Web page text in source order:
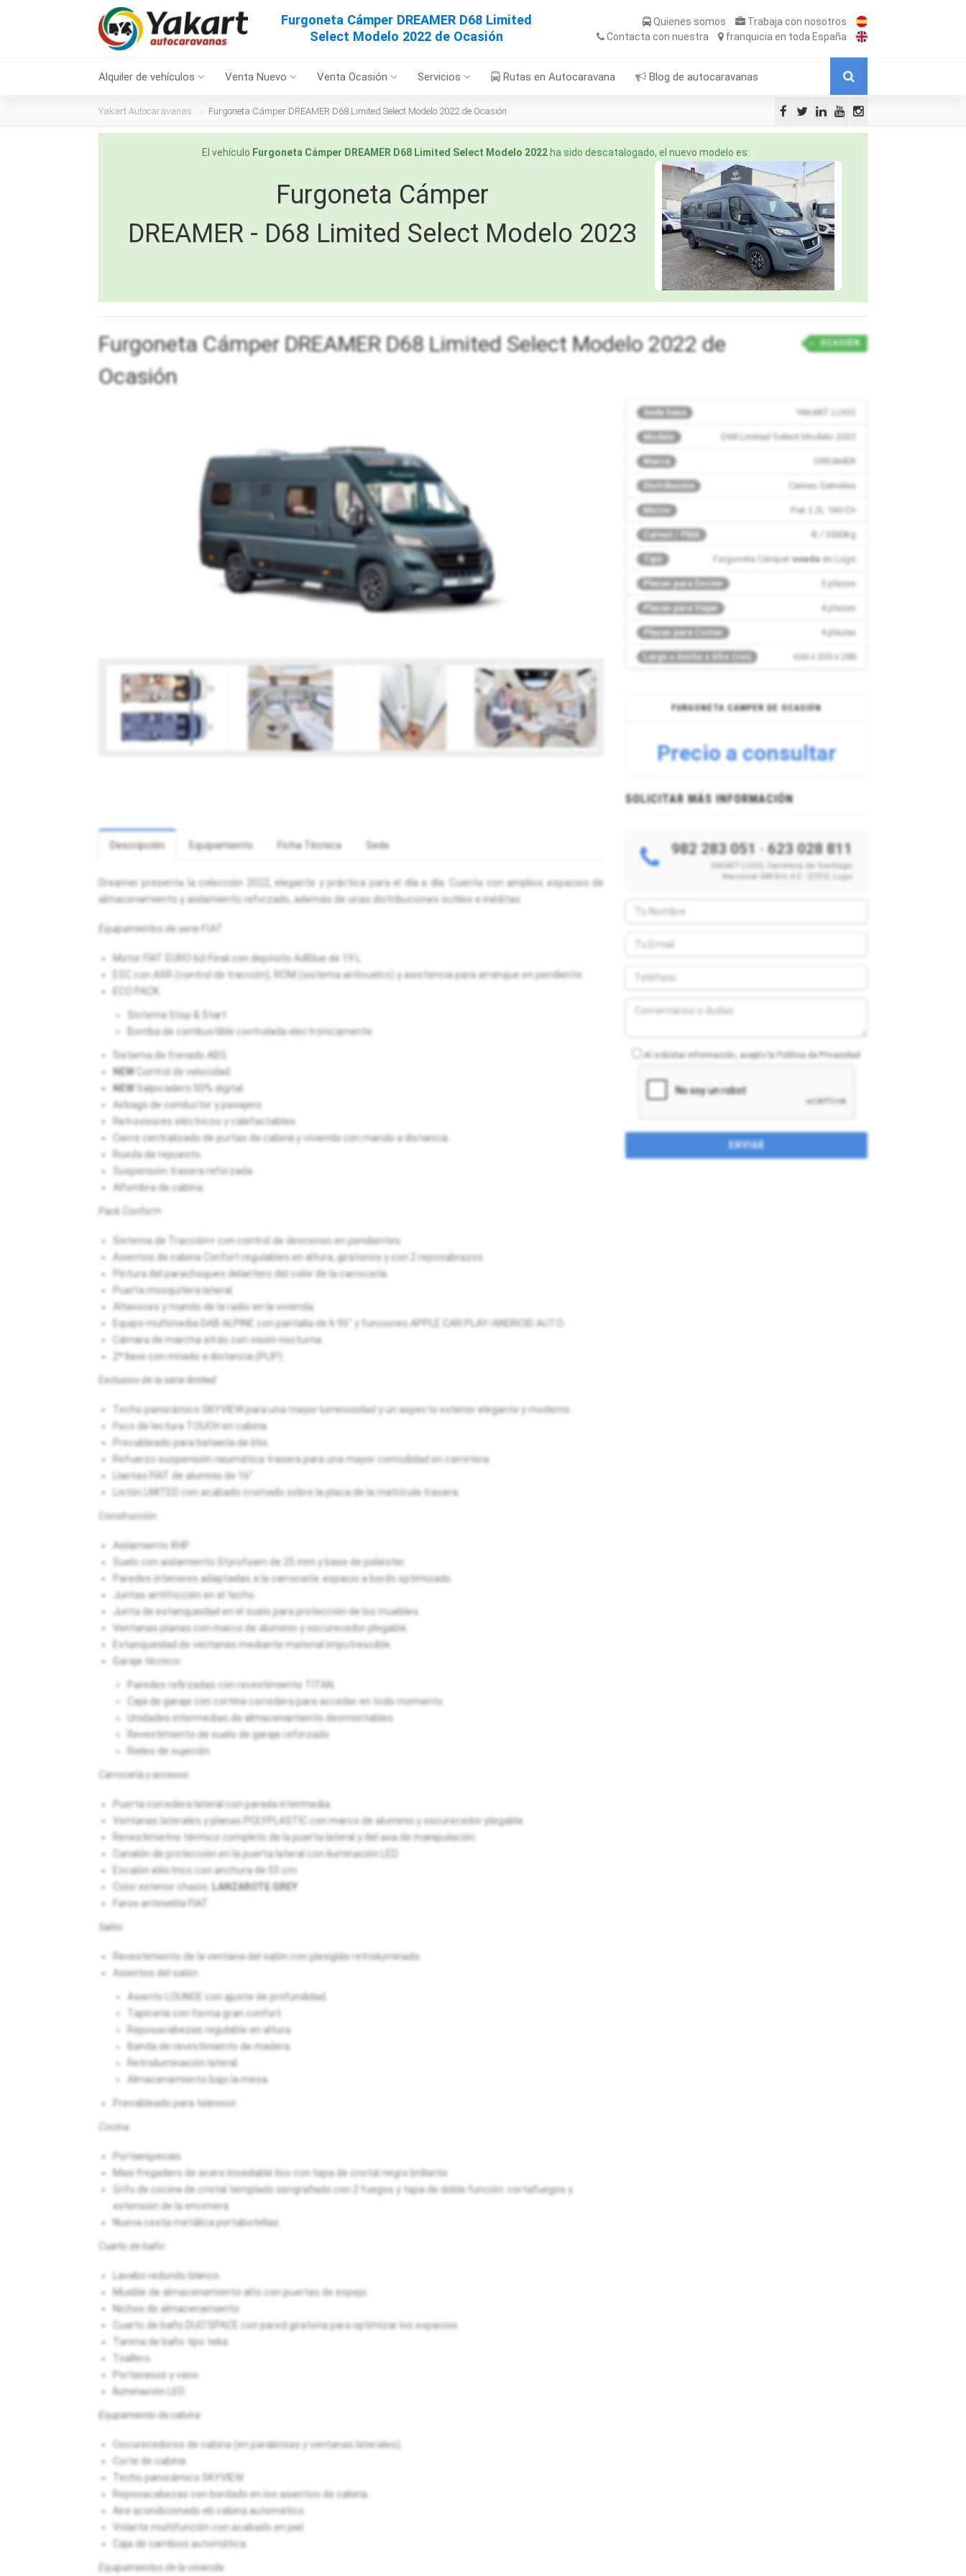
Furgoneta Cámper DREAMER D68 Limited
Select Modelo 2022 de Ocasión
Quienes somos Trabaja con nosotros
Contacta con nuestra franquicia en toda España
Alquiler de vehículos Venta Nuevo Venta Ocasión Servicios Rutas en Autocaravana Blog de autocaravanas
Yakart Autocaravanas Furgoneta Cámper DREAMER D68 Limited Select Modelo 2022 de Ocasión
El vehículo Furgoneta Cámper DREAMER D68 Limited Select Modelo 2022 ha sido descatalogado, el nuevo modelo es:
Furgoneta Cámper
DREAMER - D68 Limited Select Modelo 2023
OCASIÓN
Furgoneta Cámper DREAMER D68 Limited Select Modelo 2022 de
Ocasión
Descripción Equipamiento Ficha Técnica Sede
Dreamer presenta la colección 2022, elegante y práctica para el día a día. Cuenta con amplios espacios de
almacenamiento y aislamiento reforzado, además de unas distribuciones sutiles e inéditas.
Equipamientos de serie FIAT:
Motor FIAT EURO 6d-Final con depósito AdBlue de 19 L.
ESC con ASR (control de tracción), ROM (sistema antivuelco) y asistencia para arranque en pendiente.
ECO PACK:
Sistema Stop & Start.
Bomba de combustible controlada electrónicamente.
Sistema de frenado ABS.
NEW Control de velocidad.
NEW Salpicadero 50% digital.
Airbags de conductor y pasajero.
Retrovisores eléctricos y calefactables.
Cierre centralizado de purtas de cabina y vivienda con mando a distancia.
Rueda de repuesto.
Suspensión trasera reforzada.
Alfombra de cabina.
Pack Confort+:
Sistema de Tracción+ con control de descenso en pendientes.
Asientos de cabina Confort regulables en altura, giratorios y con 2 reposabrazos.
Pintura del parachoques delantero del color de la carrocería.
Puerta mosquitera lateral.
Altavoces y mando de la radio en la vivienda.
Equipo multimedia DAB ALPINE con pantalla de 6.95" y funciones APPLE CAR PLAY/ANDROID AUTO.
Cámara de marcha atrás con visión nocturna.
2ª llave con mnado a distancia (PLIP).
Exclusivo de la serie limited:
Techo panorámico SKYVIEW para una mayor luminosidad y un aspecto exterior elegante y moderno.
Foco de lectura TOUCH en cabina.
Precableado para bataería de litio.
Refuerzo suspensión neumática trasera para una mayor comodidad en carretera.
Llantas FIAT de alumnio de 16".
Listón LMITED con acabado cromado sobre la placa de la matrícula trasera.
Construcción:
Aislamiento XHP.
Suelo con aislamiento Styrofoam de 25 mm y base de poliéster.
Paredes interiores adaptadas a la carrocería: espacio a bordo optimizado.
Juntas antifricción en el techo.
Junta de estanqueidad en el suelo para protección de los muebles.
Ventanas planas con marco de aluminio y oscurecedor plegable.
Estanqueidad de ventanas mediante material imputrescible.
Garaje técnico:
Paredes refirzadas con revestimiento TITAN.
Caja de garaje con cortina corredera para acceder en todo momento.
Unidades intermedias de almacenamiento desmontables.
Revestimiento de suelo de garaje reforzado.
Rieles de sujeción.
Carrocería y accesos:
Puerta corredera lateral con parada intermedia.
Ventanas laterales y planas POLYPLASTIC con marco de aluminio y oscurecedor plegable.
Revestimietno térmico completo de la puerta lateral y del asa de manipulación.
Canalón de protección en la puerta lateral con iluminación LED.
Escalón eléctrico con anchura de 55 cm.
Color exterior chasis: LANZAROTE GREY
Faros antiniebla FIAT.
Salón:
Revestimiento de la ventana del salón con plexiglás retroiluminado.
Asientos del salón.
Asiento LOUNGE con ajuste de profundidad.
Tapicería con forma gran confort.
Reposacabezas regulable en altura.
Banda de revestimiento de madera.
Retroiluminación lateral.
Almacenamiento bajo la mesa.
Precableado para televisor.
Cocina:
Portaespecias.
Maxi fregadero de acero inoxidable liso con tapa de cristal negro brillante.
Grifo de cocina de cristal templado serigrafiado con 2 fuegos y tapa de doble función: cortafuegos y
extensión de la encimera.
Nueva cesta metálica portabotellas.
Cuarto de baño:
Lavabo redondo blanco.
Mueble de almacenamiento alto con puertas de espejo.
Nichos de almacenamiento.
Cuarto de baño DUO'SPACE con pared giratoria para optimizar los espacios.
Tarima de baño tipo teka.
Toallero.
Portavasos y vaso.
Iluminación LED.
Equpamiento de cabina:
Oscurecedores de cabina (en parabrisas y ventanas laterales).
Corte de cabina.
Techo panorámico SKYVIEW.
Reposacabezas con bordado en los asientos de cabina.
Aire acondicionado eb cabina automático.
Volante multifunción con acabado en piel.
Caja de cambios automática.
Equipamientos de la vivienda:
Sede base YAKART LUGO
Modelo D68 Limited Select Modelo 2022
Marca DREAMER
Distribución Camas Gemelas
Motor Fiat 2.2L 160 CV
Carnet / PMA B / 3500kg
Tipo Furgoneta Cámper usadaen Lugo
Plazas para Dormir 3 plazas
Plazas para Viajar 4 plazas
Plazas para Comer 4 plazas
Largo x Ancho x Alto (cm) 636 x 205 x 288
FURGONETA CÁMPER DE OCASIÓN
Precio a consultar
SOLICITAR MÁS INFORMACIÓN
982 283 051 ·623 028 811
YAKART LUGO, Carretera de Santiago
Nacional 540 Km 4.5 - 27210, Lugo
Al solicitar información, acepto la Política de Privacidad